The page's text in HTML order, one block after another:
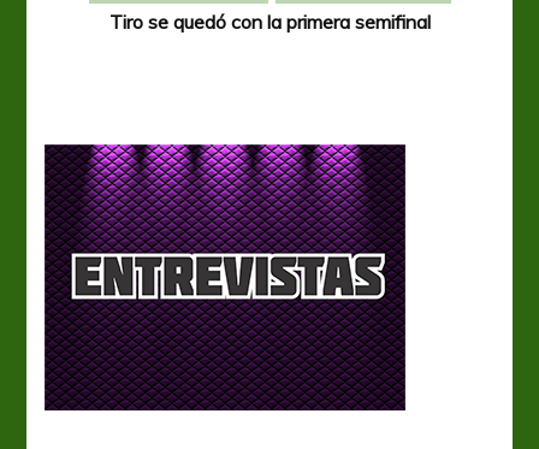
Tiro se quedó con la primera semifinal